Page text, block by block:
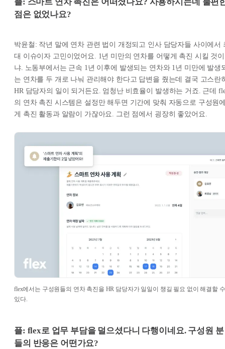
점은 없었나요?
박윤철: 작년 말에 연차 관련 법이 개정되고 인사 담당자들 사이에서
대 이슈이자 고민이었어요. 1년 미만의 연차를 어떻게 촉진 시킬 것이
냐. 노동부에서는 근속 1년 이후에 발생되는 연차와 1년 미만에 발생
는 연차를 두 개로 나눠 관리해야 한다고 답변을 줬는데 결국 고스란
HR 담당자의 일이 되거든요. 엄청난 비효율이 발생하는 거죠. 근데
의 연차 촉진 시스템은 설정만 해두면 기간에 맞춰 자동으로 구성원
게 촉진 활동과 알람이 가잖아요. 그런 점에서 굉장히 좋았어요.
flex에서는 구성원들의 연차 촉진을 HR 담당자가 일일이 챙길 필요 없이 해결할 수
있다.
플: flex로 업무 부담을 덜으셨다니 다행이네요. 구성원 분
들의 반응은 어떤가요?